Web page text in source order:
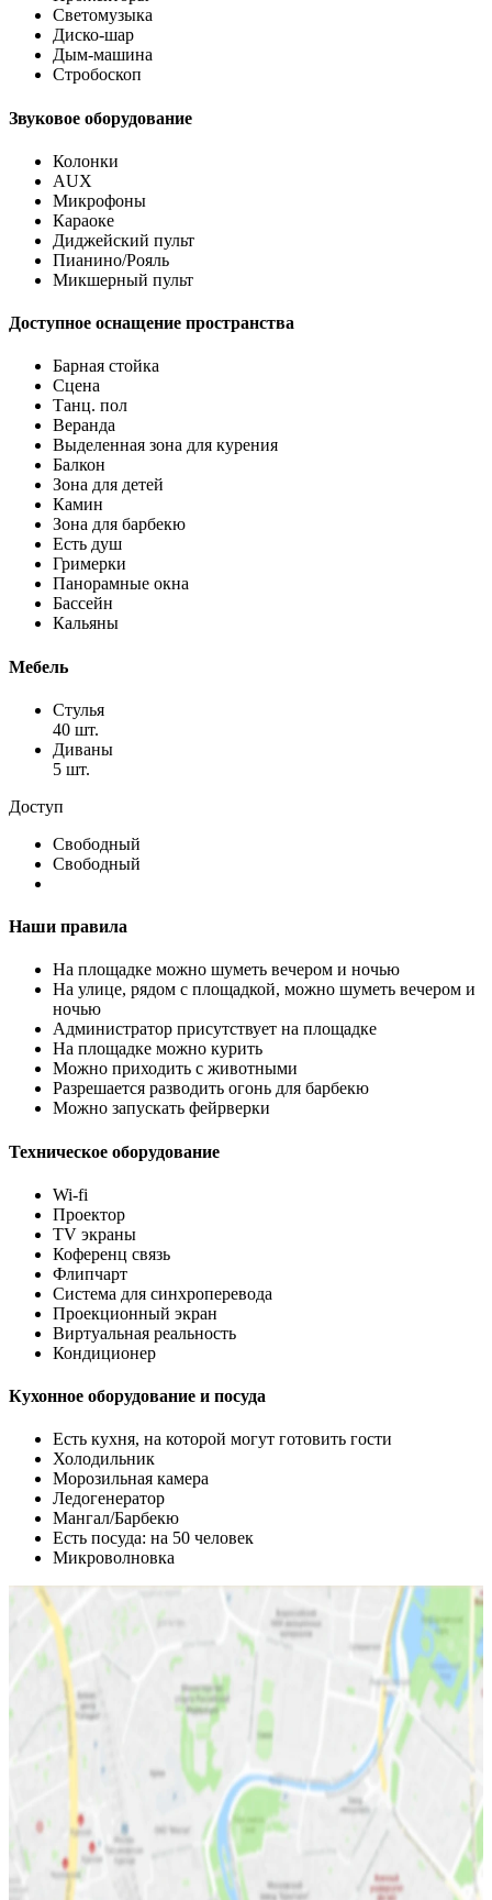
Светомузыка
Диско-шар
Дым-машина
Стробоскоп
Звуковое оборудование
Колонки
AUX
Микрофоны
Караоке
Диджейский пульт
Пианино/Рояль
Микшерный пульт
Доступное оснащение пространства
Барная стойка
Сцена
Танц. пол
Веранда
Выделенная зона для курения
Балкон
Зона для детей
Камин
Зона для барбекю
Есть душ
Гримерки
Панорамные окна
Бассейн
Кальяны
Мебель
Стулья
40 шт.
Диваны
5 шт.
Доступ
Свободный
Свободный
Наши правила
На площадке можно шуметь вечером и ночью
На улице, рядом с площадкой, можно шуметь вечером и
ночью
Администратор присутствует на площадке
На площадке можно курить
Можно приходить с животными
Разрешается разводить огонь для барбекю
Можно запускать фейрверки
Техническое оборудование
Wi-fi
Проектор
TV экраны
Коференц связь
Флипчарт
Система для синхроперевода
Проекционный экран
Виртуальная реальность
Кондиционер
Кухонное оборудование и посуда
Есть кухня, на которой могут готовить гости
Холодильник
Морозильная камера
Ледогенератор
Мангал/Барбекю
Есть посуда: на 50 человек
Микроволновка